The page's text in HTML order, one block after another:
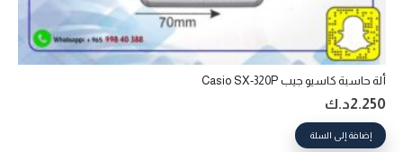
ألة حاسبة كاسيو جيب Casio SX-320P
2.250د.ك
إضافة إلى السلة